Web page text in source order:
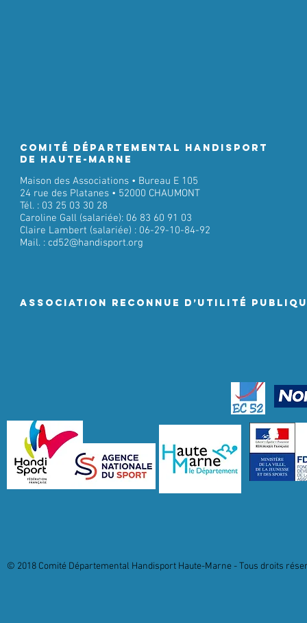
Comité Départemental Handisport
de Haute-Marne
Maison des Associations • Bureau E 105
24 rue des Platanes • 52000 CHAUMONT
Tél. : 03 25 03 30 28
Caroline Gall (salariée): 06 83 60 91 03
Claire Lambert (salariée) : 06-29-10-84-92
Mail. : cd52@handisport.org
ASSociation RECONNUE D’UTILITÉ
© 2018 Comité Départemental Handisport Haute-Marne - Tous droits